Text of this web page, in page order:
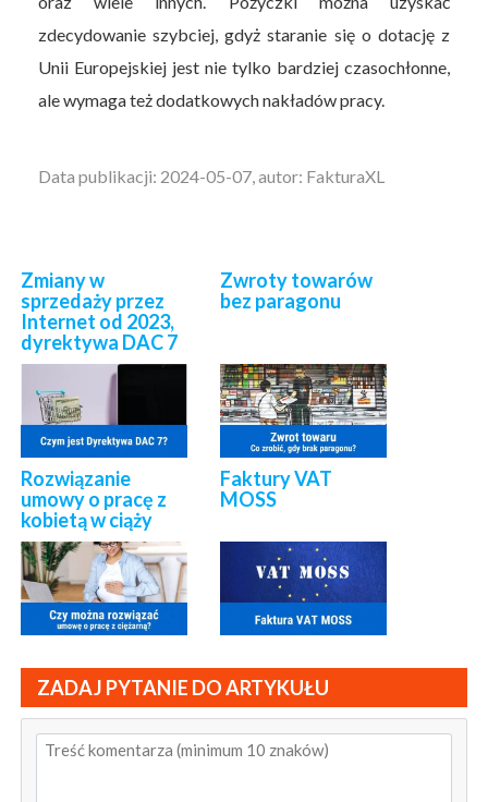
zdecydowanie szybciej, gdyż staranie się o dotację z
Unii Europejskiej jest nie tylko bardziej czasochłonne,
ale wymaga też dodatkowych nakładów pracy.
Data publikacji: 2024-05-07, autor: FakturaXL
Zmiany w
sprzedaży przez
Internet od 2023,
dyrektywa DAC 7
Zwroty towarów
bez paragonu
Rozwiązanie
umowy o pracę z
kobietą w ciąży
Faktury VAT
MOSS
ZADAJ PYTANIE DO ARTYKUŁU